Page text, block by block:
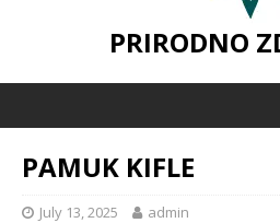
PRIRODNO
PAMUK KIFLE
July 13, 2025 admin